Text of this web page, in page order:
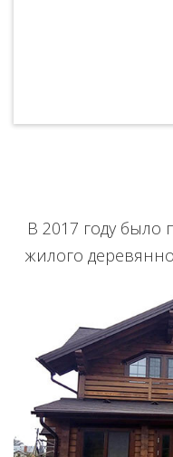
В 2017 году было
жилого